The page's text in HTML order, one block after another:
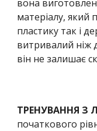
вона
матеріалу, який
пластику так і
витривалий ніж
він не залишає
ТРЕНУВАННЯ
початкового